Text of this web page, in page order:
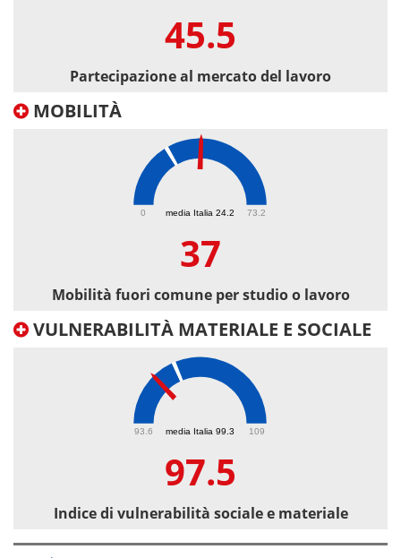
45.5
Partecipazione al mercato del lavoro
MOBILITÀ
media Italia 24.2
0 73.2
37
Mobilità fuori comune per studio o lavoro
VULNERABILITÀ MATERIALE E SOCIALE
media Italia 99.3
93.6 109
97.5
Indice di vulnerabilità sociale e materiale